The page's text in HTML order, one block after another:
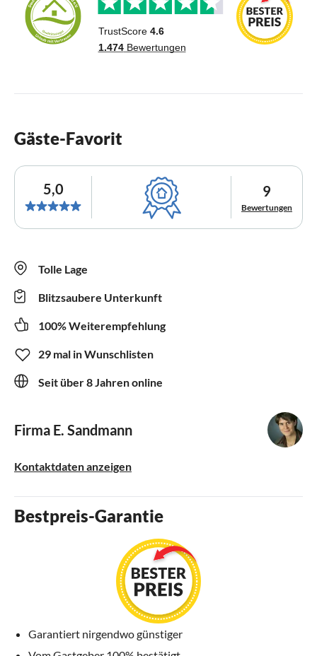
Gäste-Favorit
5,0 9
Bewertungen
Tolle Lage
Blitzsaubere Unterkunft
100% Weiterempfehlung
29 mal in Wunschlisten
Seit über 8 Jahren online
Firma E. Sandmann
Kontaktdaten anzeigen
Bestpreis-Garantie
Garantiert nirgendwo günstiger